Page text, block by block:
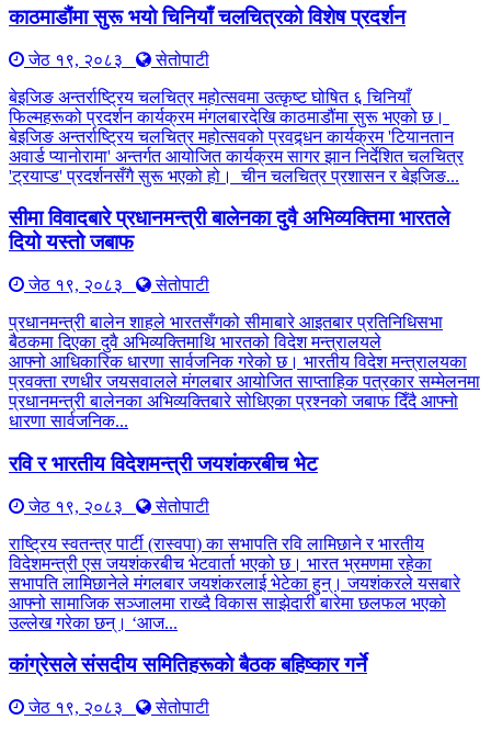
काठमाडौंमा सुरू भयो चिनियाँ चलचित्रको विशेष प्रदर्शन
जेठ १९, २०८३
सेतोपाटी
बेइजिङ अन्तर्राष्ट्रिय चलचित्र महोत्सवमा उत्कृष्ट घोषित ६ चिनियाँ
फिल्महरूको प्रदर्शन कार्यक्रम मंगलबारदेखि काठमाडौंमा सुरू भएको छ।
बेइजिङ अन्तर्राष्ट्रिय चलचित्र महोत्सवको प्रवद्र्धन कार्यक्रम 'टियानतान
अवार्ड प्यानोरामा' अन्तर्गत आयोजित कार्यक्रम सागर झान निर्देशित चलचित्र
'ट्रयाप्ड' प्रदर्शनसँगै सुरू भएको हो। चीन चलचित्र प्रशासन र बेइजिङ...
सीमा विवादबारे प्रधानमन्त्री बालेनका दुवै अभिव्यक्तिमा भारतले
दियो यस्तो जबाफ
जेठ १९, २०८३
सेतोपाटी
प्रधानमन्त्री बालेन शाहले भारतसँगको सीमाबारे आइतबार प्रतिनिधिसभा
बैठकमा दिएका दुवै अभिव्यक्तिमाथि भारतको विदेश मन्त्रालयले
आफ्नो आधिकारिक धारणा सार्वजनिक गरेको छ। भारतीय विदेश मन्त्रालयका
प्रवक्ता रणधीर जयसवालले मंगलबार आयोजित साप्ताहिक पत्रकार सम्मेलनमा
प्रधानमन्त्री बालेनका अभिव्यक्तिबारे सोधिएका प्रश्नको जबाफ दिँदै आफ्नो
धारणा सार्वजनिक...
रवि र भारतीय विदेशमन्त्री जयशंकरबीच भेट
जेठ १९, २०८३
सेतोपाटी
राष्ट्रिय स्वतन्त्र पार्टी (रास्वपा) का सभापति रवि लामिछाने र भारतीय
विदेशमन्त्री एस जयशंकरबीच भेटवार्ता भएको छ। भारत भ्रमणमा रहेका
सभापति लामिछानेले मंगलबार जयशंकरलाई भेटेका हुन्। जयशंकरले यसबारे
आफ्नो सामाजिक सञ्जालमा राख्दै विकास साझेदारी बारेमा छलफल भएको
उल्लेख गरेका छन्। ‘आज...
कांग्रेसले संसदीय समितिहरूकाे बैठक बहिष्कार गर्ने
जेठ १९, २०८३
सेतोपाटी